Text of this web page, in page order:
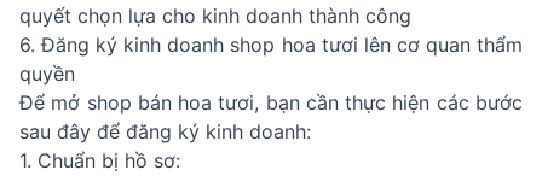
quyết chọn lựa cho kinh doanh thành công
6. Đăng ký kinh doanh shop hoa tươi lên cơ quan thẩm
quyền
Để mở shop bán hoa tươi, bạn cần thực hiện các bước
sau đây để đăng ký kinh doanh:
1. Chuẩn bị hồ sơ: